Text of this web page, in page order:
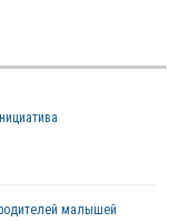
малышей